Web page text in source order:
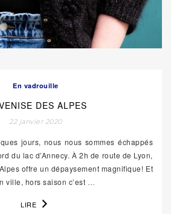
En vadrouille
DES ALPES
22 janvier 2020
jours, nous nous sommes échappés
du lac d’Annecy. À 2h de route de Lyon,
offre un dépaysement magnifique! Et
ville, hors saison c’est …
LIRE